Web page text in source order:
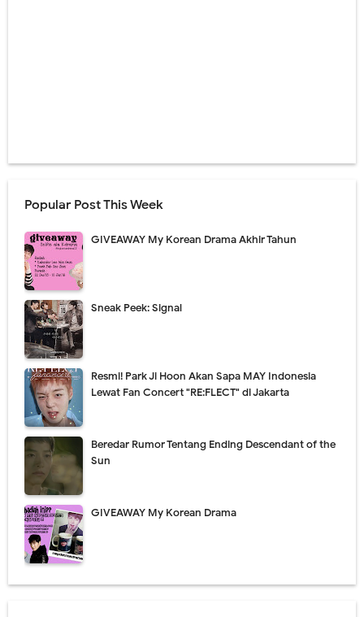
Popular Post This Week
GIVEAWAY My Korean Drama Akhir Tahun
Sneak Peek: Signal
Resmi! Park Ji Hoon Akan Sapa MAY Indonesia
Lewat Fan Concert "RE:FLECT" di Jakarta
Beredar Rumor Tentang Ending Descendant of the
Sun
GIVEAWAY My Korean Drama